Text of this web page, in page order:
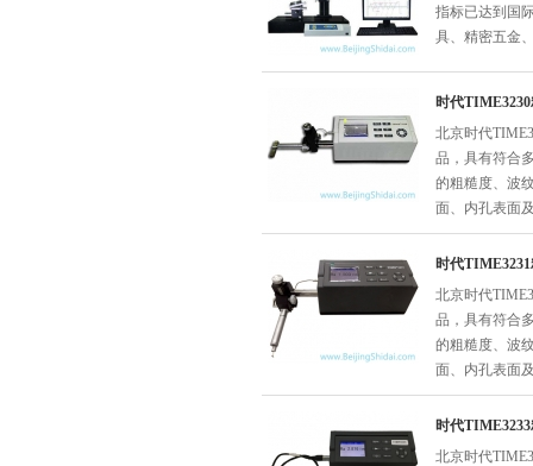
指标已达到国
具、精密五金
时代
北京时代
品，具有符合
的粗糙度、波
面、内孔表面
时代
北京时代
品，具有符合
的粗糙度、波
面、内孔表面
时代
北京时代